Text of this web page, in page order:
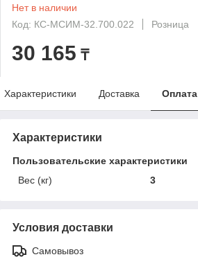
Нет в наличии
Код: КС-МСИМ-32.700.022
Розница
30 165 ₸
Характеристики Доставка Оплата
Характеристики
Пользовательские характеристики
Вес (кг)
3
Условия доставки
Самовывоз